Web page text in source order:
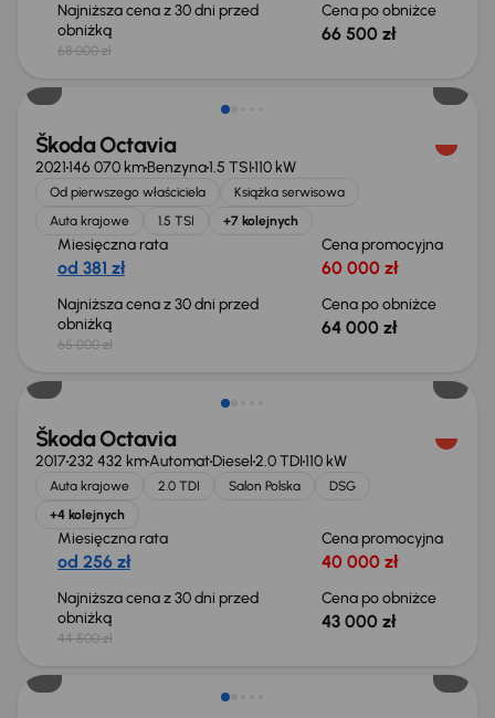
Najniższa cena z 30 dni przed
obniżką
68 000 zł
Cena po obniżce
66 500 zł
Taniej o 1 000 zł
Škoda Octavia
2021146 070 kmBenzyna1.5 TSI110 kW
Od pierwszego właściciela
Książka serwisowa
Auta krajowe
1.5 TSI +7 kolejnych
Miesięczna rata
od 381 zł
Cena promocyjna
60 000 zł
Najniższa cena z 30 dni przed
obniżką
65 000 zł
Cena po obniżce
64 000 zł
Taniej o 1 500 zł
Škoda Octavia
2017232 432 kmAutomatDiesel2.0 TDI110 kW
Auta krajowe 2.0 TDI Salon Polska
DSG
+4 kolejnych
Miesięczna rata
od 256 zł
Cena promocyjna
40 000 zł
Najniższa cena z 30 dni przed
obniżką
44 500 zł
Cena po obniżce
43 000 zł